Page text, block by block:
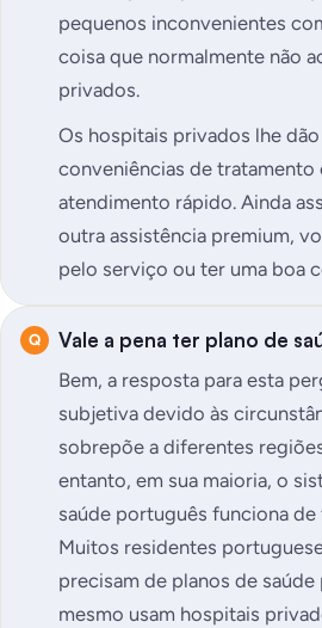
pequenos inconvenientes
coisa que normalmente não
privados.
Os hospitais privados lhe
conveniências de tratamento
atendimento rápido. Ainda
outra assistência premium,
pelo serviço ou ter uma boa
Vale a pena ter plano de
Bem, a resposta para esta
subjetiva devido às
sobrepõe a diferentes
entanto, em sua maioria, o
saúde português funciona
Muitos residentes
precisam de planos de saúde
mesmo usam hospitais